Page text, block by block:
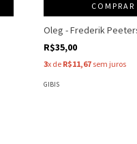
COMPRAR
Oleg - Frederik
R$35,00
3x de R$11,67 sem juros
GIBIS